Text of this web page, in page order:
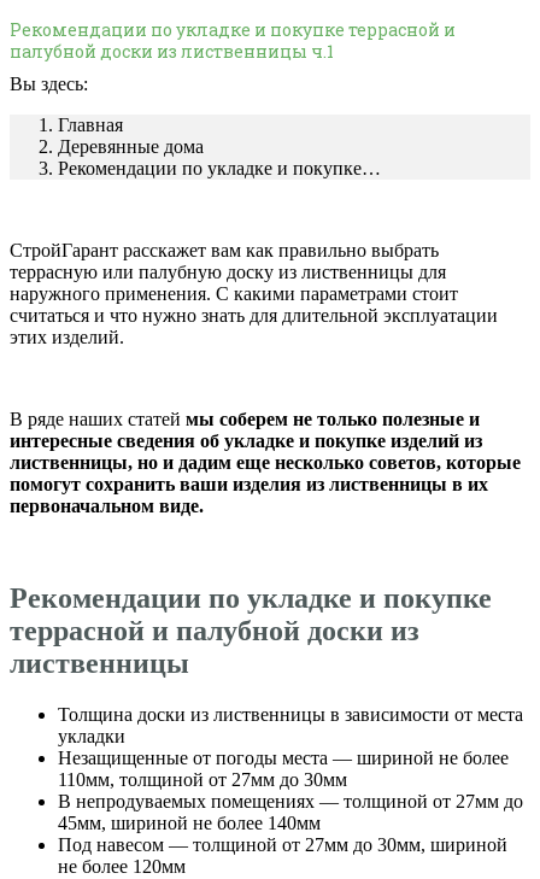
Рекомендации по укладке и покупке террасной и
палубной доски из лиственницы ч.1
Вы здесь:
Главная
Деревянные дома
Рекомендации по укладке и покупке…
СтройГарант расскажет вам как правильно выбрать
террасную или палубную доску из лиственницы для
наружного применения. С какими параметрами стоит
считаться и что нужно знать для длительной эксплуатации
этих изделий.
В ряде наших статей мы соберем не только полезные и
интересные сведения об укладке и покупке изделий из
лиственницы, но и дадим еще несколько советов, которые
помогут сохранить ваши изделия из лиственницы в их
первоначальном виде.
Рекомендации по укладке и покупке
террасной и палубной доски из
лиственницы
Толщина доски из лиственницы в зависимости от места
укладки
Незащищенные от погоды места — шириной не более
110мм, толщиной от 27мм до 30мм
В непродуваемых помещениях — толщиной от 27мм до
45мм, шириной не более 140мм
Под навесом — толщиной от 27мм до 30мм, шириной
не более 120мм